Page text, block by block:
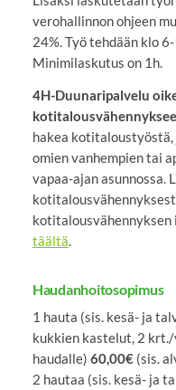
verohallinnon ohjeen
24%. Työ tehdään klo
Minimilaskutus on 1h.
4H-Duunaripalvelu
hakea kotitaloustyöstä,
omien vanhempien tai
vapaa-ajan asunnossa.
täältä.
Haudanhoitosopimus
1 hauta (sis. kesä- ja
kukkien kastelut, 2
haudalle) 60,00€(sis.
2 hautaa (sis. kesä- ja